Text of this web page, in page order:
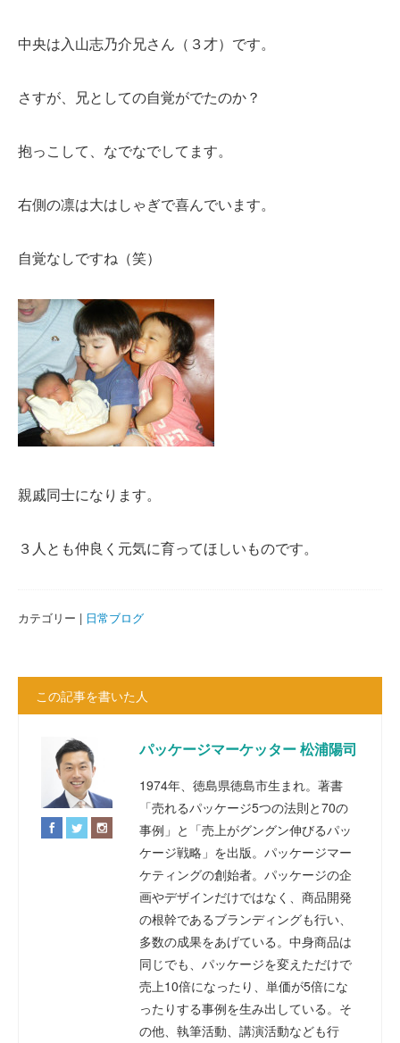
中央は入山志乃介兄さん（３才）です。
さすが、兄としての自覚がでたのか？
抱っこして、なでなでしてます。
右側の凛は大はしゃぎで喜んでいます。
自覚なしですね（笑）
親戚同士になります。
３人とも仲良く元気に育ってほしいものです。
カテゴリー | 日常ブログ
この記事を書いた人
パッケージマーケッター 松浦陽司
1974年、徳島県徳島市生まれ。著書
「売れるパッケージ5つの法則と70の
事例」と「売上がグングン伸びるパッ
ケージ戦略」を出版。パッケージマー
ケティングの創始者。パッケージの企
画やデザインだけではなく、商品開発
の根幹であるブランディングも行い、
多数の成果をあげている。中身商品は
同じでも、パッケージを変えただけで
売上10倍になったり、単価が5倍にな
ったりする事例を生み出している。そ
の他、執筆活動、講演活動なども行